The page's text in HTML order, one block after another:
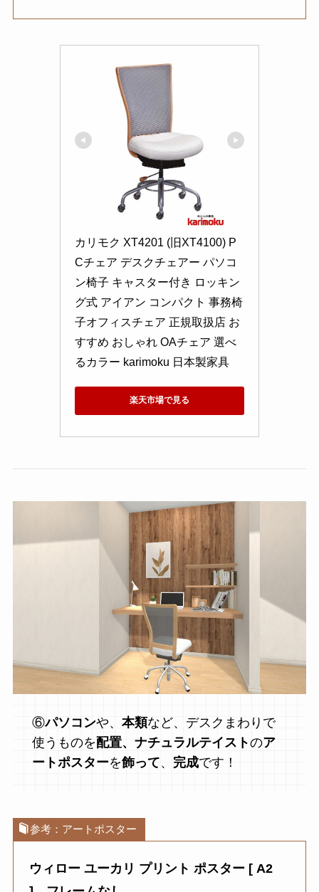
カリモク XT4201 (旧XT4100) P
Cチェア デスクチェアー パソコ
ン椅子 キャスター付き ロッキン
グ式 アイアン コンパクト 事務椅
子オフィスチェア 正規取扱店 お
すすめ おしゃれ OAチェア 選べ
るカラー karimoku 日本製家具
楽天市場で見る
⑥パソコンや、 本類など、デスクまわりで
使うものを配置、ナチュラルテイストのア
ートポスターを飾って、 完成です！
参考：アートポスター
ウィロー ユーカリ プリント ポスター [ A2